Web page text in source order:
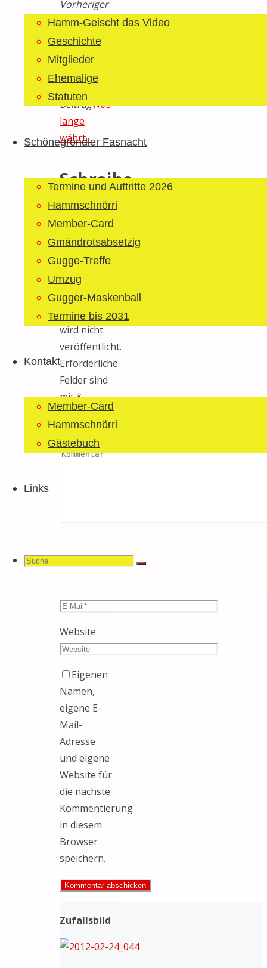
Hamm-Geischt das Video
Geschichte
Mitglieder
Ehemalige
Statuten
Schönegröndler Fasnacht
Termine und Auftritte 2026
Hammschnörri
Member-Card
Gmändrotsabsetzig
Gugge-Treffe
Umzug
Gugger-Maskenball
Termine bis 2031
Kontakt
Member-Card
Hammschnörri
Gästebuch
Links
Suche
Suchen
Suche
Vorheriger
BeitragEinweihungsfest
Feuerstelle
“Alfred’s
Wasserfall”
Nächster
BeitragWas
lange
währt…
Schreibe
einen
Kommentar
Deine E-
Mail-
Adresse
wird nicht
veröffentlicht.
Erforderliche
Felder sind
mit*
markiert
Kommentar
Website
Eigenen
Namen,
eigene E-
Mail-
Adresse
und eigene
Website für
die nächste
Kommentierung
in diesem
Browser
speichern.
Zufallsbild